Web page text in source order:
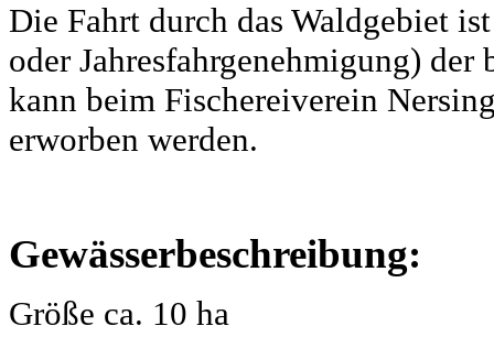
Die Fahrt durch das Waldgebiet
oder Jahresfahrgenehmigung)
kann beim Fischereiverein
erworben werden.
Gewässerbeschreibung:
Größe ca. 10 ha